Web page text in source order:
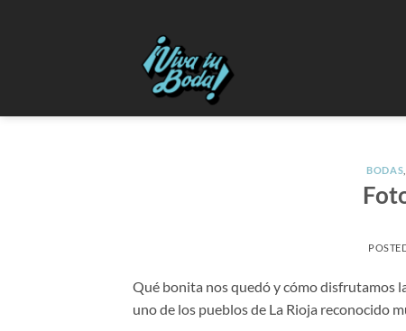
BODAS
Qué bonita nos quedó y cómo disfrutamos
uno de los pueblos de La Rioja